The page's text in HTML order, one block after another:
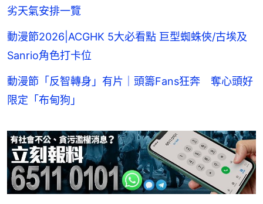
劣天氣安排一覽
動漫節2026|ACGHK 5大必看點 巨型蜘蛛俠/古埃及
Sanrio角色打卡位
動漫節「反智轉身」有片｜頭籌Fans狂奔 奪心頭好
限定「布甸狗」